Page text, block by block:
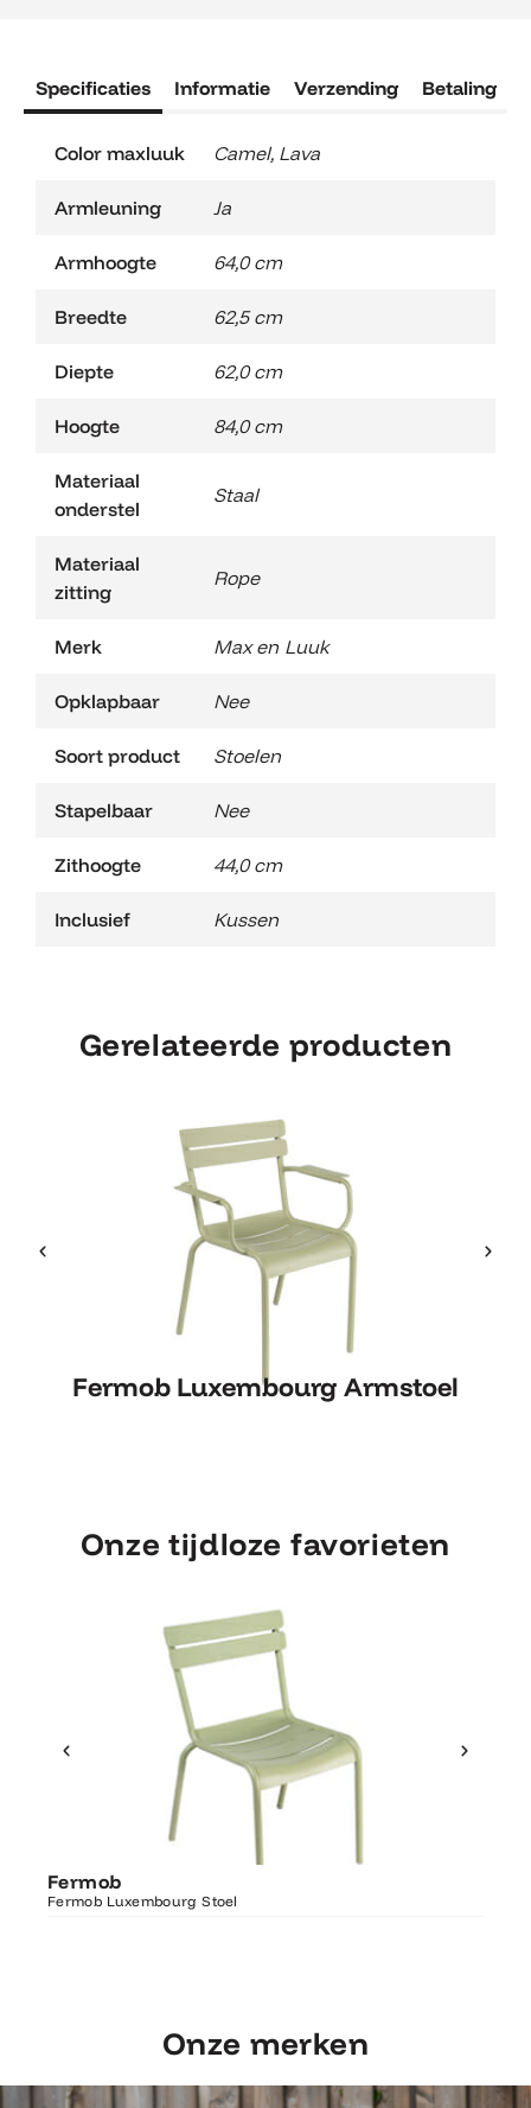
Specificaties Informatie Verzending Betaling
Color maxluuk Camel, Lava
Armleuning Ja
Armhoogte 64,0 cm
Breedte 62,5 cm
Diepte 62,0 cm
Hoogte 84,0 cm
Materiaal
onderstel
Staal
Materiaal
zitting
Rope
Merk Max en Luuk
Opklapbaar Nee
Soort product Stoelen
Stapelbaar Nee
Zithoogte 44,0 cm
Inclusief Kussen
Gerelateerde producten
Fermob Luxembourg Armstoel
Fermob Luxembourg Armstoel
Onze tijdloze favorieten
Fermob
Fermob Luxembourg Stoel
Ontdek Fermob
Luxembourg Stoel
Onze merken